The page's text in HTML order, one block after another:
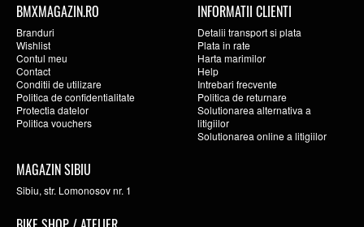
BMXMAGAZIN.RO
Branduri
Wishlist
Contul meu
Contact
Conditii de utilizare
Politica de confidentialitate
Protectia datelor
Politica vouchers
INFORMATII CLIENTI
Detalii transport si plata
Plata in rate
Harta marimilor
Help
Intrebari frecvente
Politica de returnare
Solutionarea alternativa a
litigiilor
Solutionarea online a litigiilor
MAGAZIN SIBIU
Sibiu, str. Lomonosov nr. 1